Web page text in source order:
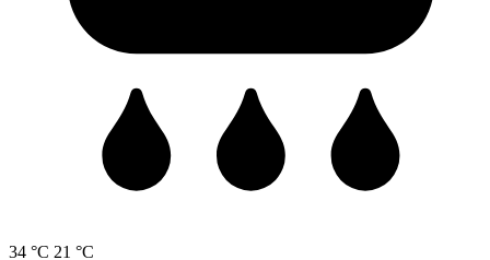
34 °C 21 °C